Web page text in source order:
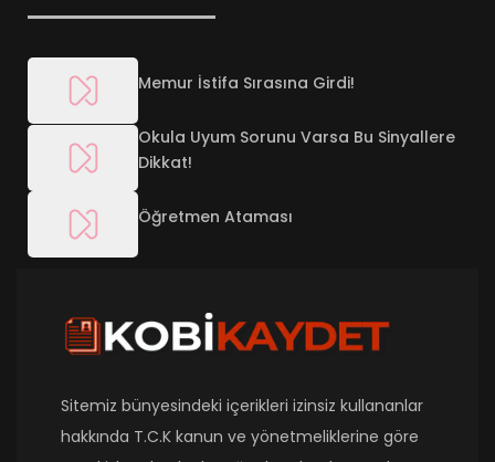
Memur İstifa Sırasına Girdi!
Okula Uyum Sorunu Varsa Bu Sinyallere
Dikkat!
Öğretmen Ataması
Sitemiz bünyesindeki içerikleri izinsiz kullananlar
hakkında T.C.K kanun ve yönetmeliklerine göre